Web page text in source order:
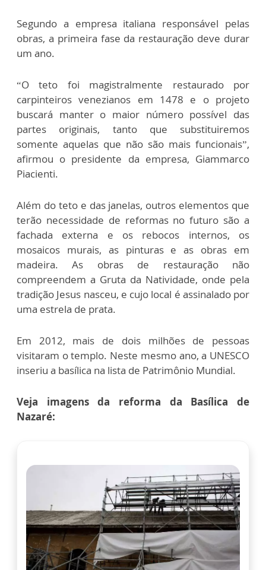
Segundo a empresa italiana responsável pelas
obras, a primeira fase da restauração deve durar
um ano.
“O teto foi magistralmente restaurado por
carpinteiros venezianos em 1478 e o projeto
buscará manter o maior número possível das
partes originais, tanto que substituiremos
somente aquelas que não são mais funcionais”,
afirmou o presidente da empresa, Giammarco
Piacienti.
Além do teto e das janelas, outros elementos que
terão necessidade de reformas no futuro são a
fachada externa e os rebocos internos, os
mosaicos murais, as pinturas e as obras em
madeira. As obras de restauração não
compreendem a Gruta da Natividade, onde pela
tradição Jesus nasceu, e cujo local é assinalado por
uma estrela de prata.
Em 2012, mais de dois milhões de pessoas
visitaram o templo. Neste mesmo ano, a UNESCO
inseriu a basílica na lista de Patrimônio Mundial.
Veja imagens da reforma da Basílica de
Nazaré: